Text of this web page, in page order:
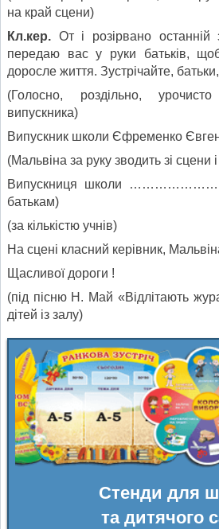
на край сцени)
Кл.кер. От і розірвано
передаю вас у руки батьків,
доросле життя. Зустрічайте, батьки,
(Голосно, роздільно,
випускника)
Випускник школи Єфременко
(Мальвіна за руку зводить зі сцени
Випускниця школи
батькам)
(за кількістю учнів)
На сцені класний керівник,
Щасливої дороги !
(під пісню Н. Май «Відлітають
дітей із залу)
Стенди для
та дитячого